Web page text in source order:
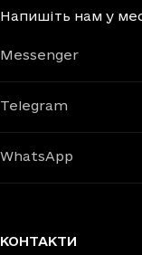
Напишіть нам у
Messenger
Telegram
WhatsApp
КОНТАКТИ